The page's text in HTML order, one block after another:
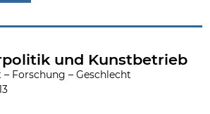
und Kunstbetrieb
Forschung – Geschlecht